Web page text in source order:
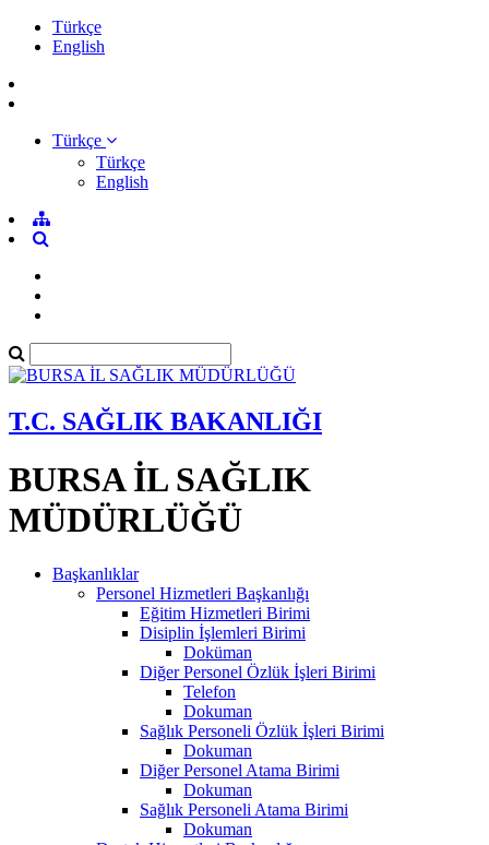
Türkçe
English
Türkçe
Türkçe
English
T.C. SAĞLIK BAKANLIĞI
BURSA İL SAĞLIK
MÜDÜRLÜĞÜ
Başkanlıklar
Personel Hizmetleri Başkanlığı
Eğitim Hizmetleri Birimi
Disiplin İşlemleri Birimi
Doküman
Diğer Personel Özlük İşleri Birimi
Telefon
Dokuman
Sağlık Personeli Özlük İşleri Birimi
Dokuman
Diğer Personel Atama Birimi
Dokuman
Sağlık Personeli Atama Birimi
Dokuman